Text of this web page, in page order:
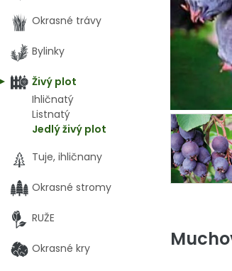
Okrasné trávy
Bylinky
Živý plot
Ihličnatý
Listnatý
Jedlý živý plot
Tuje, ihličnany
Okrasné stromy
RUŽE
Okrasné kry